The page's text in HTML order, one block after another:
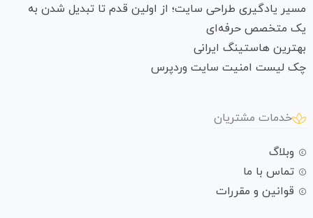
مسیر یادگیری طراحی سایت؛ از اولین قدم تا تبدیل شدن به
یک متخصص حرفه‌ای
بهترین هاستینگ ایرانی
چک لیست امنیت سایت وردپرس
خدمات مشتریان
وبلاگ
تماس با ما
قوانین و مقررات